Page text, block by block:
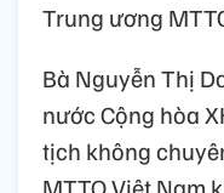
Trung ương
Bà Nguyễn Thị
nước Cộng hòa
tịch không